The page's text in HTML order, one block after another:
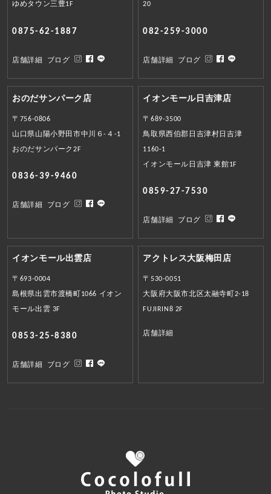
ゆめタウン三豊1F
0875-62-1887
店舗詳細 ブログ
20
082-259-3000
店舗詳細 ブログ
おのだサンパーク店
〒756-0806
山口県山陽小野田市中川６-４-1
おのだサンパーク2F
0836-39-9460
店舗詳細 ブログ
イオンモール日吉津店
〒689-3500
鳥取県西伯郡日吉津村日吉津
1160-1
イオンモール日吉津 東館1F
0859-27-7530
店舗詳細 ブログ
イオンモール出雲店
〒693-0004
島根県出雲市渡橋町1066 イオン
モール出雲 3F
0853-25-8380
店舗詳細 ブログ
アクトレス大阪梅田店
〒530-0051
大阪府大阪市北区太融寺町2-18
FUJIRIN8 2F
店舗詳細